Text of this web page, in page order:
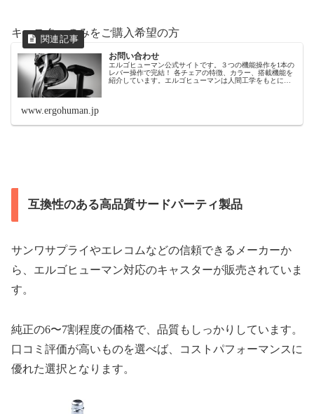
キャスターのみをご購入希望の方
お問い合わせ
エルゴヒューマン公式サイトです。３つの機能操作を1本の
レバー操作で完結！ 各チェアの特徴、カラー、搭載機能を
紹介しています。エルゴヒューマンは人間工学をもとに独
www.ergohuman.jp
互換性のある高品質サードパーティ製品
サンワサプライやエレコムなどの信頼できるメーカーか
ら、エルゴヒューマン対応のキャスターが販売されていま
す。
純正の6〜7割程度の価格で、品質もしっかりしています。
口コミ評価が高いものを選べば、コストパフォーマンスに
優れた選択となります。